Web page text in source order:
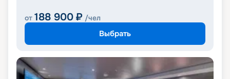
от 188 900 ₽ /чел
Выбрать